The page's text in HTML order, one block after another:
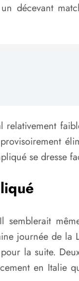
décevant
se dresse
semblerait
journée de la
la suite.
en Italie